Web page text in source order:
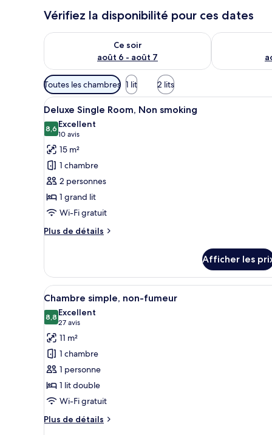
Vérifiez la disponibilité pour ces dates
Ce soir
août 6 - août 7
Vérifier la disponibilité pour ce soir août 6 - août 7
Vérifier la
Filtres
disponibles
pour
les
chambres
Toutes les chambres 1 lit 2 lits
Afficher
toutes
les
photos
pour
ce
type
de
chambre :
Deluxe
Non
smoking
Une chambre d’hôtel avec
3
Deluxe Single Room, Non smoking
8,68,6 sur 10
Excellent
10 avis
(10 avis)
15 m²
1 chambre
2 personnes
1 grand lit
Wi-Fi gratuit
Plus de détails
Plus
Deluxe
Single
Room,
Non
smoking
Afficher les
Afficher
toutes
les
photos
pour
ce
type
de
chambre :
Chambre
Une chambre d’hôtel avec
3
Chambre simple, non-fumeur
8,88,8 sur 10
Excellent
27 avis
(27 avis)
11 m²
1 chambre
1 personne
1 lit double
Wi-Fi gratuit
Plus de détails
Plus